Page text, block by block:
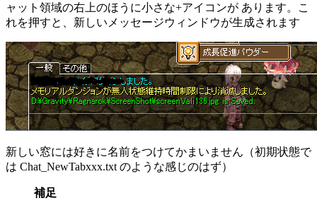
ャット領域の右上のほうに小さな+アイコンが あります。こ
れを押すと、新しいメッセージウィンドウが生成されます
新しい窓には好きに名前をつけてかまいません（初期状態で
は Chat_NewTabxxx.txt のような感じのはず）
補足